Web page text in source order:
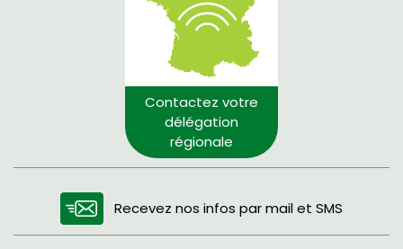
Contactez votre
délégation
régionale
Recevez nos infos par mail et SMS